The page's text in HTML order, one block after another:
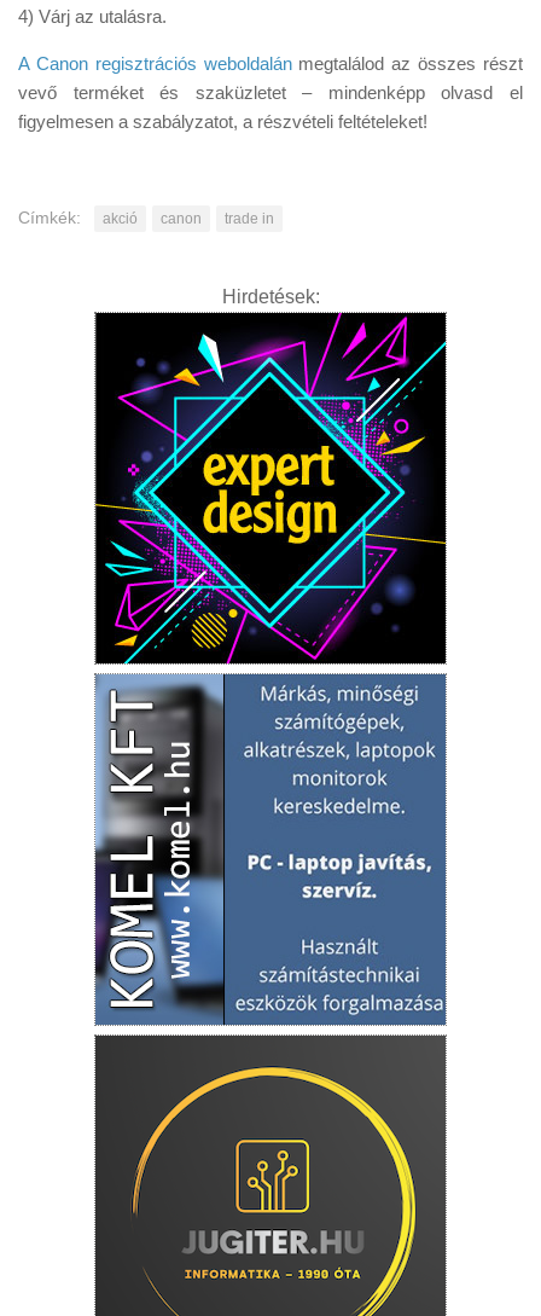
4) Várj az utalásra.
A Canon regisztrációs weboldalánmegtalálod az összes részt
vevő terméket és szaküzletet – mindenképp olvasd el
figyelmesen a szabályzatot, a részvételi feltételeket!
Címkék: akció canon trade in
Hirdetések: